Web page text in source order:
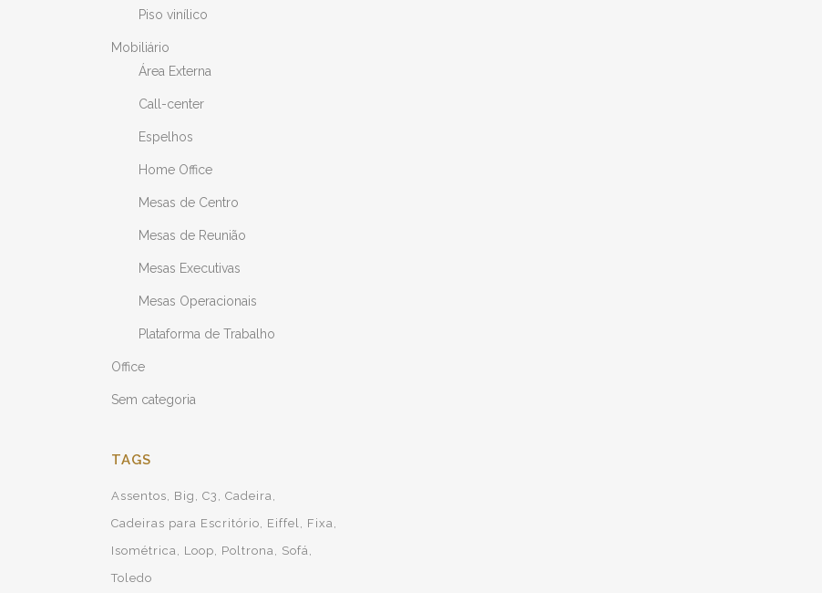
Piso vinílico
Mobiliário
Área Externa
Call-center
Espelhos
Home Office
Mesas de Centro
Mesas de Reunião
Mesas Executivas
Mesas Operacionais
Plataforma de Trabalho
Office
Sem categoria
TAGS
Assentos Big C3
Cadeira
Cadeiras para Escritório
Eiffel
Fixa
Isométrica
Loop Poltrona
Sofá
Toledo